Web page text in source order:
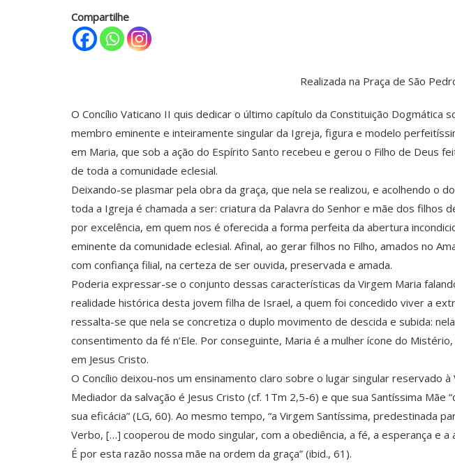
Compartilhe
Realizada na Praça de São
O Concílio Vaticano II quis dedicar o último capítulo da Constituição Dogmática
membro eminente e inteiramente singular da Igreja, figura e modelo
em Maria, que sob a ação do Espírito Santo recebeu e gerou o Filho de Deus
de toda a comunidade eclesial.
Deixando-se plasmar pela obra da graça, que nela se realizou, e acolhendo o
toda a Igreja é chamada a ser: criatura da Palavra do Senhor e mãe dos filhos
por excelência, em quem nos é oferecida a forma perfeita da abertura
eminente da comunidade eclesial. Afinal, ao gerar filhos no Filho, amados no
com confiança filial, na certeza de ser ouvida, preservada e amada.
Poderia expressar-se o conjunto dessas características da Virgem Maria
realidade histórica desta jovem filha de Israel, a quem foi concedido viver a
ressalta-se que nela se concretiza o duplo movimento de descida e subida:
consentimento da fé n’Ele. Por conseguinte, Maria é a mulher ícone do
em Jesus Cristo.
O Concílio deixou-nos um ensinamento claro sobre o lugar singular reservado
Mediador da salvação é Jesus Cristo (cf. 1Tm 2,5-6) e que sua Santíssima
sua eficácia” (LG, 60). Ao mesmo tempo, “a Virgem Santíssima, predestinada
Verbo, […] cooperou de modo singular, com a obediência, a fé, a esperança e
É por esta razão nossa mãe na ordem da graça” (ibid., 61).